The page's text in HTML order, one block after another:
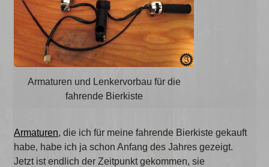
Armaturen und Lenkervorbau für die
fahrende Bierkiste
Armaturen, die ich für meine fahrende Bierkiste gekauft
habe, habe ich ja schon Anfang des Jahres gezeigt.
Jetzt ist endlich der Zeitpunkt gekommen, sie